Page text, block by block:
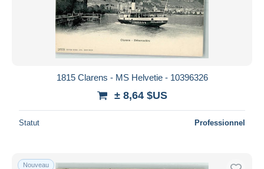
1815 Clarens - MS Helvetie - 10396326
± 8,64 $US
Statut Professionnel
Nouveau